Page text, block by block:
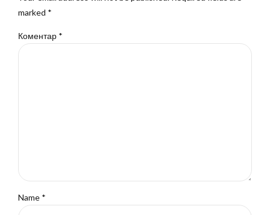
marked *
Коментар *
Name *